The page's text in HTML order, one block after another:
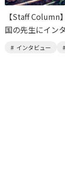
【Staff Column
国の先生にイン
インタビュー